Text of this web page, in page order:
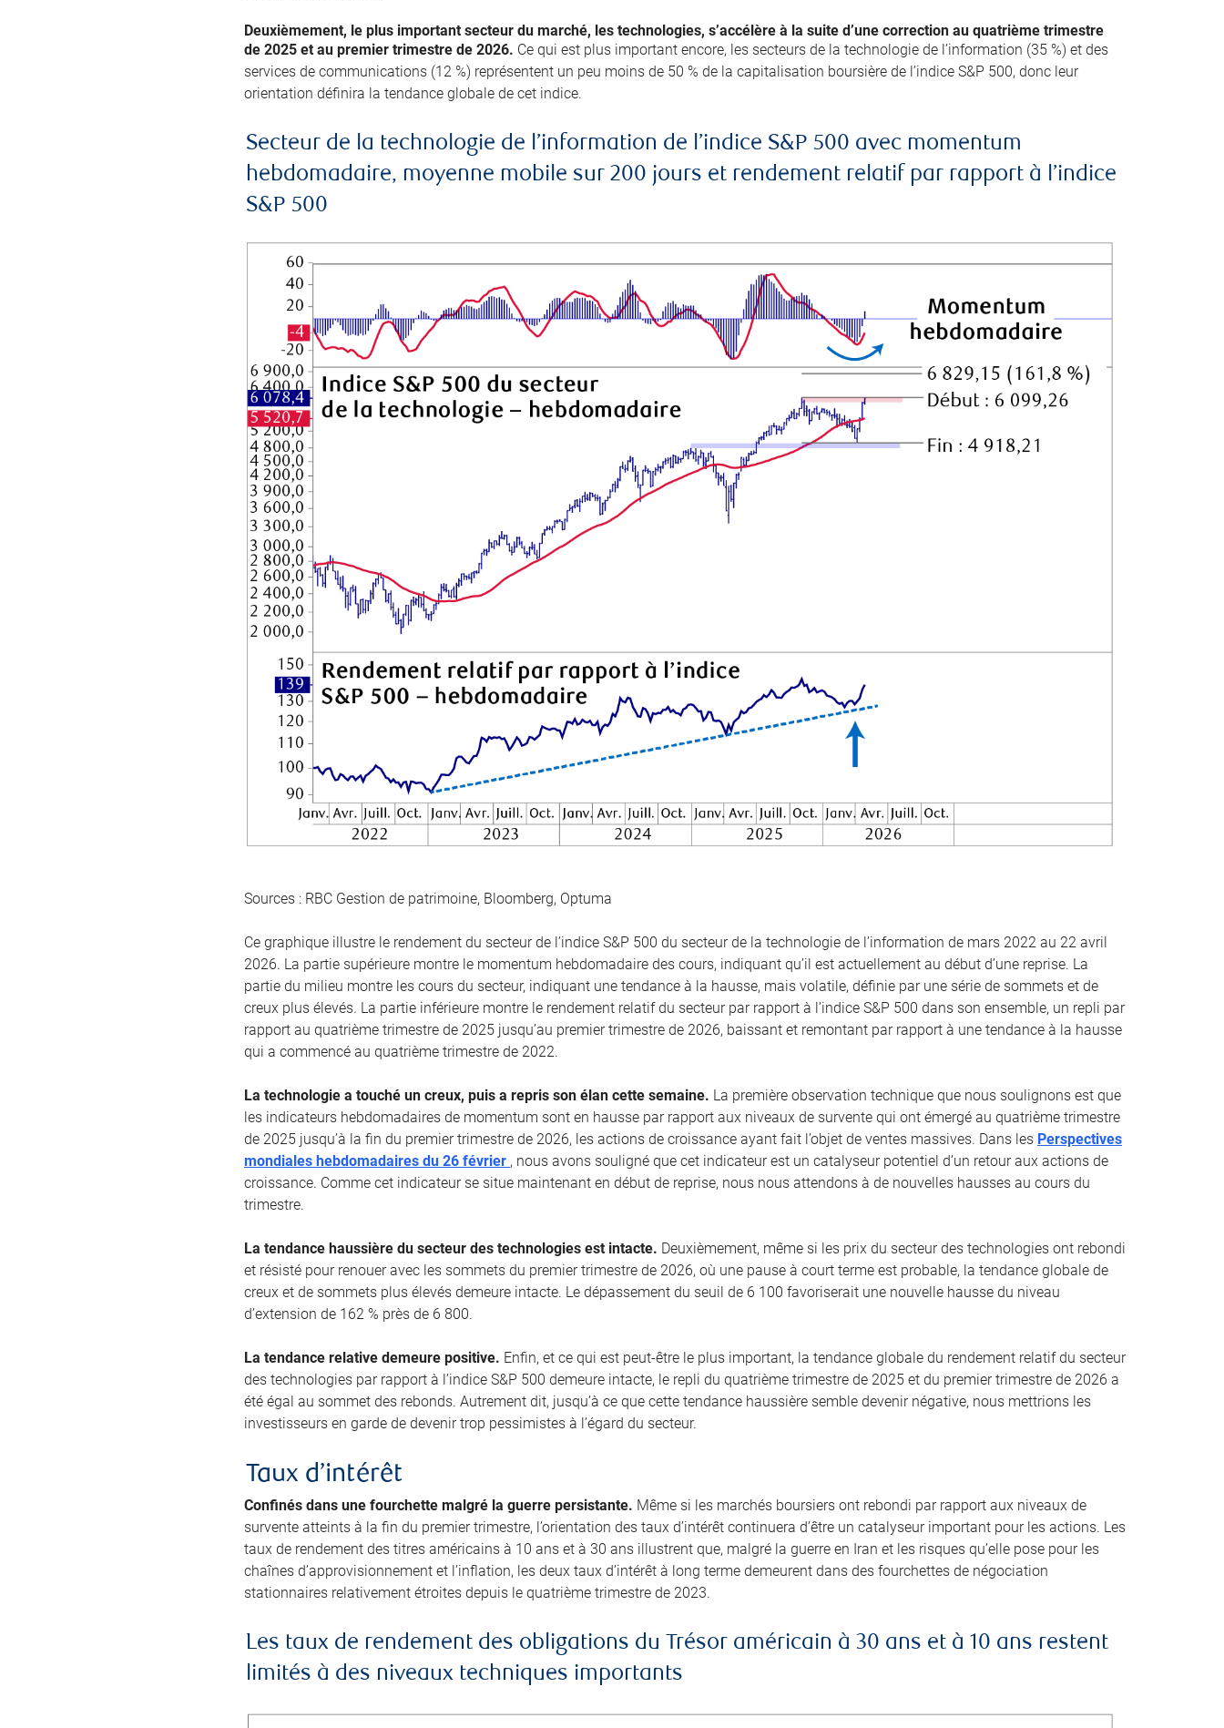
Deuxièmement, le plus important secteur du marché, les technologies, s’accélère à la suite d’une correction au quatrième trimestre
de 2025 et au premier trimestre de 2026. Ce qui est plus important encore, les secteurs de la technologie de l’information (35 %) et des
services de communications (12 %) représentent un peu moins de 50 % de la capitalisation boursière de l’indice S&P 500, donc leur
orientation définira la tendance globale de cet indice.
Secteur de la technologie de l’information de l’indice S&P 500 avec momentum
hebdomadaire, moyenne mobile sur 200 jours et rendement relatif par rapport à l’indice
S&P 500
Sources : RBC Gestion de patrimoine, Bloomberg, Optuma
Ce graphique illustre le rendement du secteur de l’indice S&P 500 du secteur de la technologie de l’information de mars 2022 au 22 avril
2026. La partie supérieure montre le momentum hebdomadaire des cours, indiquant qu’il est actuellement au début d’une reprise. La
partie du milieu montre les cours du secteur, indiquant une tendance à la hausse, mais volatile, définie par une série de sommets et de
creux plus élevés. La partie inférieure montre le rendement relatif du secteur par rapport à l’indice S&P 500 dans son ensemble, un repli par
rapport au quatrième trimestre de 2025 jusqu’au premier trimestre de 2026, baissant et remontant par rapport à une tendance à la hausse
qui a commencé au quatrième trimestre de 2022.
La technologie a touché un creux, puis a repris son élan cette semaine. La première observation technique que nous soulignons est que
les indicateurs hebdomadaires de momentum sont en hausse par rapport aux niveaux de survente qui ont émergé au quatrième trimestre
de 2025 jusqu’à la fin du premier trimestre de 2026, les actions de croissance ayant fait l’objet de ventes massives. Dans les Perspectives
mondiales hebdomadaires du 26 février , nous avons souligné que cet indicateur est un catalyseur potentiel d’un retour aux actions de
croissance. Comme cet indicateur se situe maintenant en début de reprise, nous nous attendons à de nouvelles hausses au cours du
trimestre.
La tendance haussière du secteur des technologies est intacte. Deuxièmement, même si les prix du secteur des technologies ont rebondi
et résisté pour renouer avec les sommets du premier trimestre de 2026, où une pause à court terme est probable, la tendance globale de
creux et de sommets plus élevés demeure intacte. Le dépassement du seuil de 6 100 favoriserait une nouvelle hausse du niveau
d’extension de 162 % près de 6 800.
La tendance relative demeure positive. Enfin, et ce qui est peut-être le plus important, la tendance globale du rendement relatif du secteur
des technologies par rapport à l’indice S&P 500 demeure intacte, le repli du quatrième trimestre de 2025 et du premier trimestre de 2026 a
été égal au sommet des rebonds. Autrement dit, jusqu’à ce que cette tendance haussière semble devenir négative, nous mettrions les
investisseurs en garde de devenir trop pessimistes à l’égard du secteur.
Taux d’intérêt
Confinés dans une fourchette malgré la guerre persistante. Même si les marchés boursiers ont rebondi par rapport aux niveaux de
survente atteints à la fin du premier trimestre, l’orientation des taux d’intérêt continuera d’être un catalyseur important pour les actions. Les
taux de rendement des titres américains à 10 ans et à 30 ans illustrent que, malgré la guerre en Iran et les risques qu’elle pose pour les
chaînes d’approvisionnement et l’inflation, les deux taux d’intérêt à long terme demeurent dans des fourchettes de négociation
stationnaires relativement étroites depuis le quatrième trimestre de 2023.
Les taux de rendement des obligations du Trésor américain à 30 ans et à 10 ans restent
limités à des niveaux techniques importants